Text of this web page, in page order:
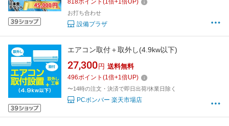
818ポイント (1倍+1倍UP)
お打ち合わせ
設備プラザ
エアコン取付＋取外し(4.9kw以下)
27,300 円 送料無料
496ポイント (1倍+1倍UP)
〜14時の注文・決済で即日出荷/休業日除く
PCボンバー 楽天市場店